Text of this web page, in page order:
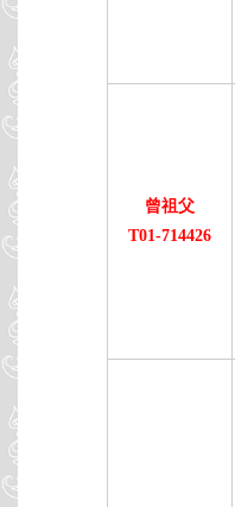
曾祖父
T01-714426